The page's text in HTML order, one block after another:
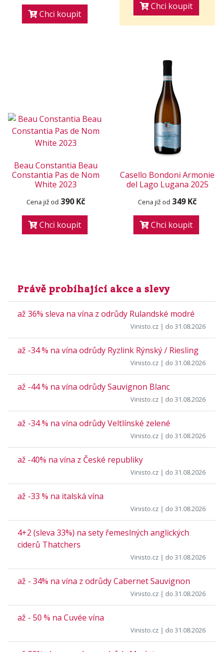
Chci koupit
Chci koupit
Beau Constantia Beau
Constantia Pas de Nom
White 2023
Cena již od 390 Kč
Chci koupit
Casello Bondoni Armonie
del Lago Lugana 2025
Cena již od 349 Kč
Chci koupit
Právě probíhající akce a slevy
až 36% sleva na vína z odrůdy Rulandské modré
Vinisto.cz | do 31.08.2026
až -34 % na vína odrůdy Ryzlink Rýnský / Riesling
Vinisto.cz | do 31.08.2026
až -44 % na vína odrůdy Sauvignon Blanc
Vinisto.cz | do 31.08.2026
až -34 % na vína odrůdy Veltlínské zelené
Vinisto.cz | do 31.08.2026
až -40% na vína z České republiky
Vinisto.cz | do 31.08.2026
až -33 % na italská vína
Vinisto.cz | do 31.08.2026
4+2 (sleva 33%) na sety řemeslných anglických
ciderů Thatchers
Vinisto.cz | do 31.08.2026
až - 34% na vína z odrůdy Cabernet Sauvignon
Vinisto.cz | do 31.08.2026
až - 50 % na Cuvée vína
Vinisto.cz | do 31.08.2026